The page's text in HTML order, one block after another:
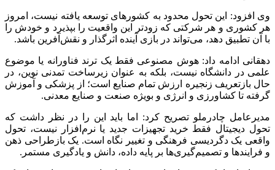
وی افزود: این تحول محدود به کشورهای توسعه یافته نیست، امروز
هر کشوری و هر شرکتی که زودتر این واقعیت را بپذیرد و خودش را
با آن تطبیق دهد، می‌تواند در بازی آینده اثرگذار و نقش‌آفرین باشد.
دهقانی ادامه داد: هوش مصنوعی فقط یک ترند فناورانه یا موضوع
علمی در دانشگاه نیست، بلکه به عنوان زیرساخت تمدنی نوین، در
حال بازتعریف زنجیره ارزش تمام صنایع است؛ از پزشکی و آموزش
گرفته تا کشاورزی و انرژی و بویژه صنعت و صنایع معدنی.
مدیرعامل چادرملو تصریح کرد: اما باید این را در نظر داشت که
تحول دیجیتال فقط خرید تجهیزات جدید یا نرم‌افزار نیست، تحول
واقعی یک دگردیسی فرهنگی و تغییر نگاه است. یک بازطراحی ذهن
و فرایندها و تصمیم‌گیری‌ها بر پایه داده، دانش و یادگیری مستمر.